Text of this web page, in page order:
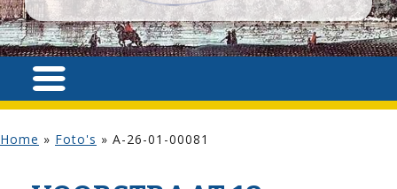
Home » Foto's » A-26-01-00081